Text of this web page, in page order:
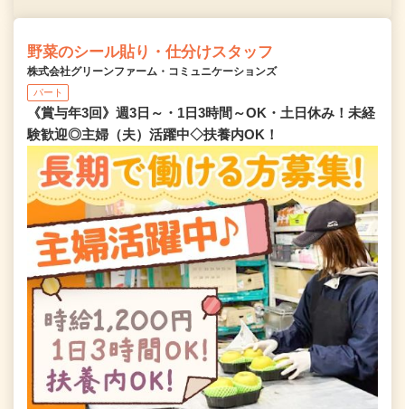
野菜のシール貼り・仕分けスタッフ
株式会社グリーンファーム・コミュニケーションズ
パート
《賞与年3回》週3日～・1日3時間～OK・土日休み！未経
験歓迎◎主婦（夫）活躍中◇扶養内OK！